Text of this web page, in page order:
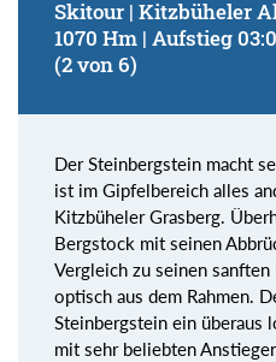
Skitour | Kitzbüheler
1070 Hm | Aufstieg
(2 von 6)
Der Steinbergstein macht
ist im Gipfelbereich alles
Kitzbüheler Grasberg.
Bergstock mit seinen
Vergleich zu seinen
optisch aus dem Rahmen.
Steinbergstein ein überaus
mit sehr beliebten